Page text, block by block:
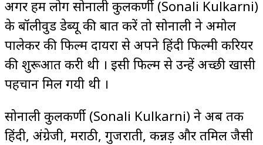
अगर हम लोग सोनाली कुलकर्णी (Sonali Kulkarni)
के बॉलीवुड डेब्यू की बात करें तो सोनाली ने अमोल
पालेकर की फिल्म दायरा से अपने हिंदी फिल्मी करियर
की शुरूआत करी थी । इसी फिल्म से उन्हें अच्छी खासी
पहचान मिल गयी थी ।
सोनाली कुलकर्णी (Sonali Kulkarni) ने अब तक
हिंदी, अंग्रेजी, मराठी, गुजराती, कन्नड़ और तमिल जैसी